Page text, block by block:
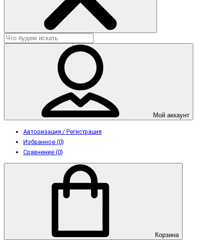
Мой аккаунт
Авторизация / Регистрация
Избранное (0)
Сравнение (0)
Корзина